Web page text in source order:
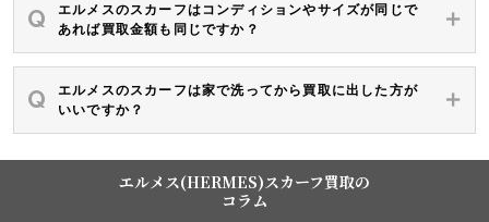
エルメスのスカーフはコンディションやサイズが同じで
あれば買取金額も同じですか？
エルメスのスカーフは家で洗ってから買取に出した方が
いいですか？
エルメス(HERMES)スカーフ買取の
コラム